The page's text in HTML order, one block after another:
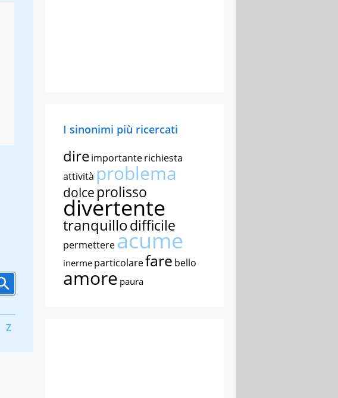
Z
I sinonimi più ricercati
direimportanterichiesta
attività problema
dolce prolisso
divertente
tranquillodifficile
permettereacume
inerme particolarefare bello
amore paura